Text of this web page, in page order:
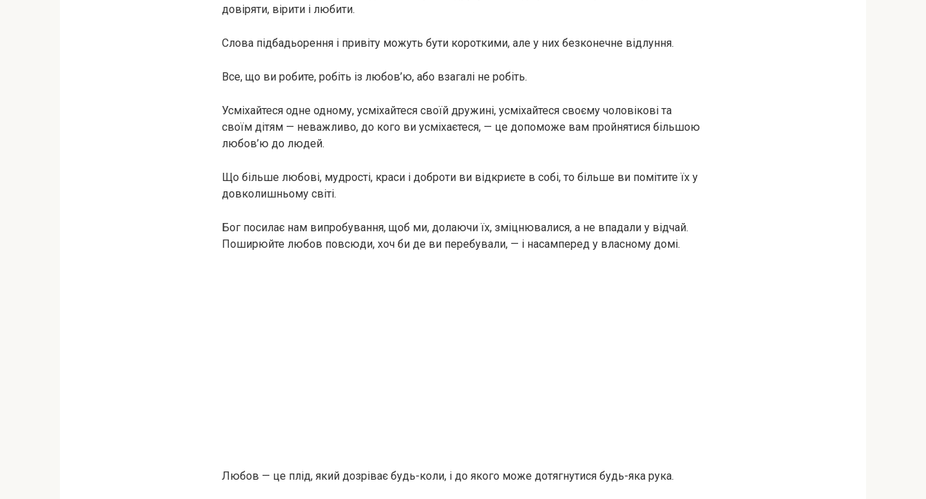
довіряти, вірити і любити.
Слова підбадьорення і привіту можуть бути короткими, але у них безконечне відлуння.
Все, що ви робите, робіть із любов’ю, або взагалі не робіть.
Усміхайтеся одне одному, усміхайтеся своїй дружині, усміхайтеся своєму чоловікові та
своїм дітям — неважливо, до кого ви усміхаєтеся, — це допоможе вам пройнятися більшою
любов’ю до людей.
Що більше любові, мудрості, краси і доброти ви відкриєте в собі, то більше ви помітите їх у
довколишньому світі.
Бог посилає нам випробування, щоб ми, долаючи їх, зміцнювалися, а не впадали у відчай.
Поширюйте любов повсюди, хоч би де ви перебували, — і насамперед у власному домі.
Любов — це плід, який дозріває будь-коли, і до якого може дотягнутися будь-яка рука.